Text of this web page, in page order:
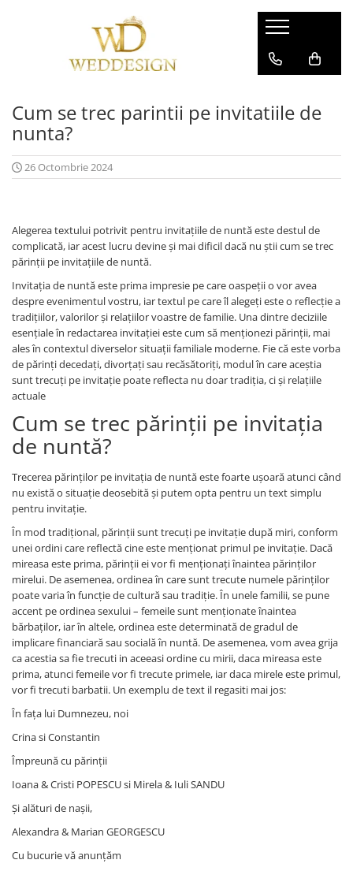
PRODUSE PENTRU AFACERI
FLYERE / FLUTURASI
PLIANTE
CARD FIDELITATE
MAPE PERSONALIZATE
DIPLOME
ECUSOANE PERSONALIZATE
FELICITARI PERSONALIZATE
PRODUSE PAPETARIE
PLICURI INVITATII
SIGILII CEARA
Colectia invitatii florale
Colectia invitatii moderne
Invitatii online
Numere mese
Panouri intrare
Lista de invitati organizare mese
Panouri intampinare
Etichete marturii
Semne de carte
Marturii cu citate
Alte produse nunta
INVITATII BOTEZ BAIETI
INVITATII BOTEZ FETE
Meniuri botez
Lista invitati botez
Cum se trec parintii pe invitatiile de
nunta?
26 Octombrie 2024
Alegerea textului potrivit pentru invitațiile de nuntă este destul de
complicată, iar acest lucru devine și mai dificil dacă nu știi cum se trec
părinții pe invitațiile de nuntă.
Invitația de nuntă este prima impresie pe care oaspeții o vor avea
despre evenimentul vostru, iar textul pe care îl alegeți este o reflecție a
tradițiilor, valorilor și relațiilor voastre de familie. Una dintre deciziile
esențiale în redactarea invitației este cum să menționezi părinții, mai
ales în contextul diverselor situații familiale moderne. Fie că este vorba
de părinți decedați, divorțați sau recăsătoriți, modul în care aceștia
sunt trecuți pe invitație poate reflecta nu doar tradiția, ci și relațiile
actuale
Cum se trec părinții pe invitația
de nuntă?
Trecerea părinților pe invitația de nuntă este foarte ușoară atunci când
nu există o situație deosebită și putem opta pentru un text simplu
pentru invitație.
În mod tradițional, părinții sunt trecuți pe invitație după miri, conform
unei ordini care reflectă cine este menționat primul pe invitație. Dacă
mireasa este prima, părinții ei vor fi menționați înaintea părinților
mirelui. De asemenea, ordinea în care sunt trecute numele părinților
poate varia în funcție de cultură sau tradiție. În unele familii, se pune
accent pe ordinea sexului – femeile sunt menționate înaintea
bărbaților, iar în altele, ordinea este determinată de gradul de
implicare financiară sau socială în nuntă. De asemenea, vom avea grija
ca acestia sa fie trecuti in aceeasi ordine cu mirii, daca mireasa este
prima, atunci femeile vor fi trecute primele, iar daca mirele este primul,
vor fi trecuti barbatii. Un exemplu de text il regasiti mai jos:
În fața lui Dumnezeu, noi
Crina si Constantin
Împreună cu părinții
Ioana & Cristi POPESCU si Mirela & Iuli SANDU
Și alături de nașii,
Alexandra & Marian GEORGESCU
Cu bucurie vă anunțăm